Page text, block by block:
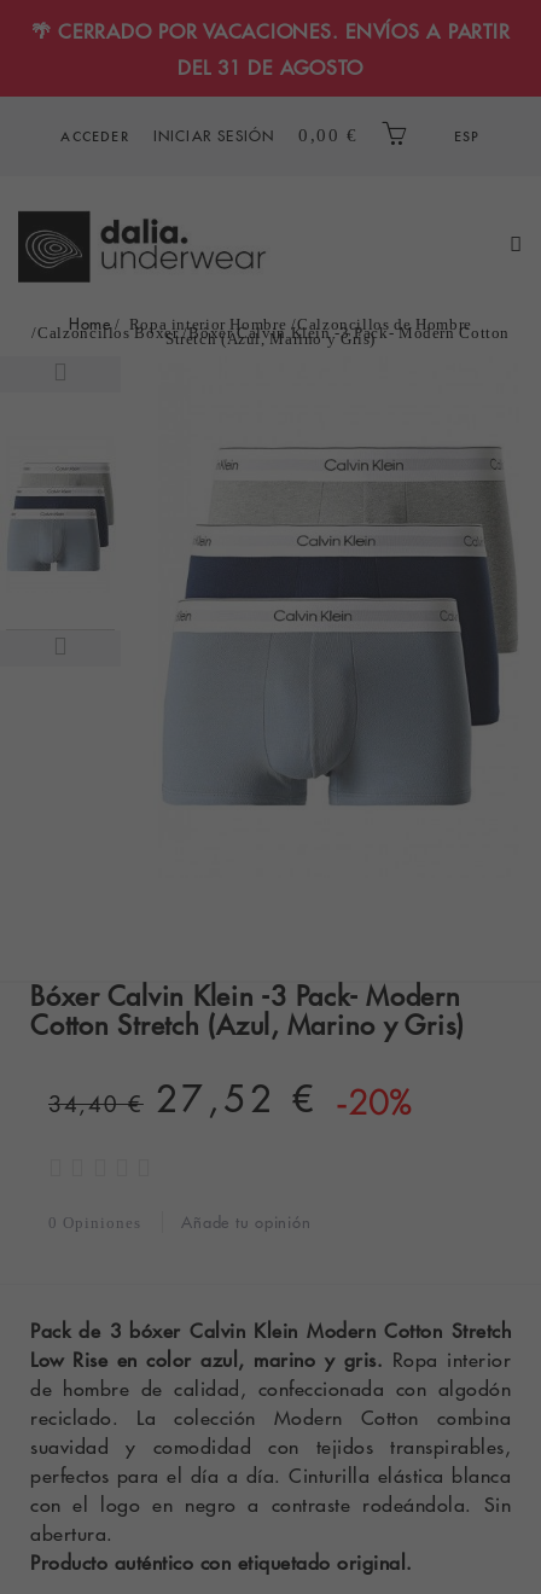
🌴 CERRADO POR VACACIONES. ENVÍOS A PARTIR
DEL 31 DE AGOSTO
ACCEDER INICIAR SESIÓN 0,00 € ESP
Home Ropa interior Hombre Calzoncillos de Hombre
Calzoncillos Bóxer Bóxer Calvin Klein -3 Pack- Modern Cotton
Stretch (Azul, Marino y Gris)
Bóxer Calvin Klein -3 Pack- Modern
Cotton Stretch (Azul, Marino y Gris)
34,40 € 27,52 € -20%
0 Opiniones Añade tu opinión
Pack de 3 bóxer Calvin Klein Modern Cotton Stretch
Low Rise en color azul, marino y gris. Ropa interior
de hombre de calidad, confeccionada con algodón
reciclado. La colección Modern Cotton combina
suavidad y comodidad con tejidos transpirables,
perfectos para el día a día. Cinturilla elástica blanca
con el logo en negro a contraste rodeándola. Sin
abertura.
Producto auténtico con etiquetado original.